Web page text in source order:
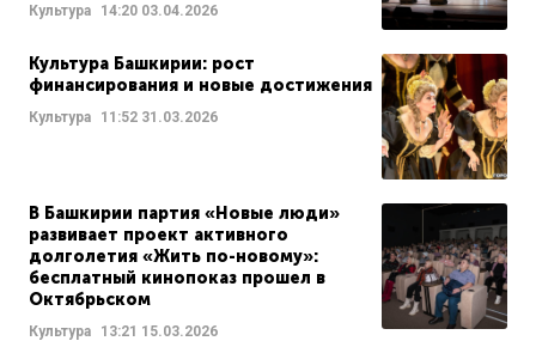
Культура 14:20 03.04.2026
Культура Башкирии: рост
финансирования и новые достижения
Культура 11:52 31.03.2026
В Башкирии партия «Новые люди»
развивает проект активного
долголетия «Жить по-новому»:
бесплатный кинопоказ прошел в
Октябрьском
Культура 13:21 15.03.2026